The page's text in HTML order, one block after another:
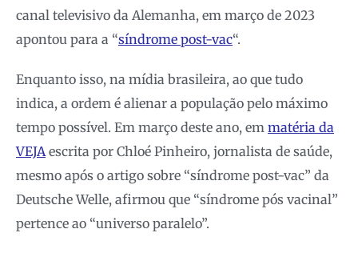
canal televisivo da Alemanha, em março de 2023
apontou para a “síndrome post-vac“.
Enquanto isso, na mídia brasileira, ao que tudo
indica, a ordem é alienar a população pelo máximo
tempo possível. Em março deste ano, em matéria da
VEJA escrita por Chloé Pinheiro, jornalista de saúde,
mesmo após o artigo sobre “síndrome post-vac” da
Deutsche Welle, afirmou que “síndrome pós vacinal”
pertence ao “universo paralelo”.